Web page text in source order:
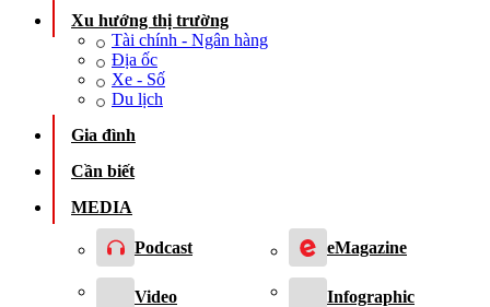
Xu hướng thị trường
Tài chính - Ngân hàng
Địa ốc
Xe - Số
Du lịch
Gia đình
Cần biết
MEDIA
Podcast eMagazine
Video Infographic